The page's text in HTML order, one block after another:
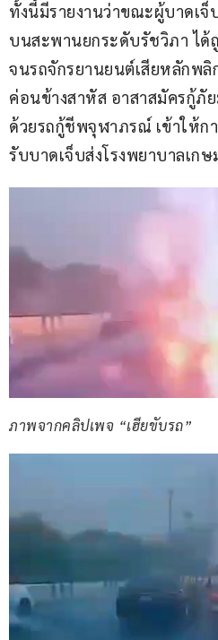
ทั้งนี้มีรายงานว่าขณะผู้บาดเ
บนสะพานยกระดับรัชวิภา ได้
จนรถจักรยานยนต์เสียหลักพลิ
ค่อนข้างสาหัส อาสาสมัครกู้ภั
ด้วยรถกู้ชีพจุฬาภรณ์ เข้าให้ก
รับบาดเจ็บส่งโรงพยาบาลเก
ภาพจากคลิปเพจ “เฮียขับรถ”